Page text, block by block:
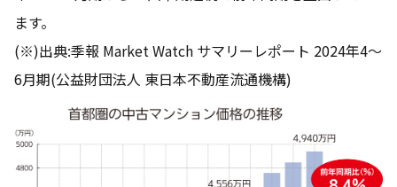
ます。
(※)出典:季報 Market Watch サマリーレポート 2024年4〜
6月期(公益財団法人 東日本不動産流通機構)